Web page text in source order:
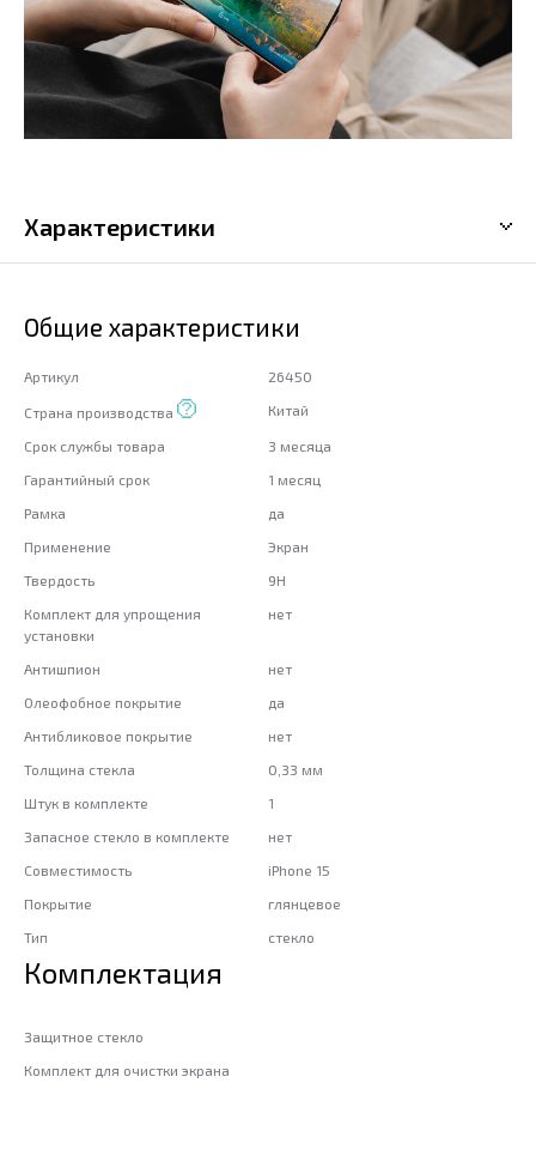
Характеристики
Общие характеристики
Артикул 26450
Страна производства Китай
Срок службы товара
3 месяца
Гарантийный срок
1 месяц
Рамка
да
Применение
Экран
Твердость
9H
Комплект для упрощения
установки
нет
Антишпион
нет
Олеофобное покрытие
да
Антибликовое покрытие
нет
Толщина стекла
0,33 мм
Штук в комплекте
1
Запасное стекло в комплекте
нет
Совместимость
iPhone 15
Покрытие
глянцевое
Тип
стекло
Комплектация
Защитное стекло
Комплект для очистки экрана